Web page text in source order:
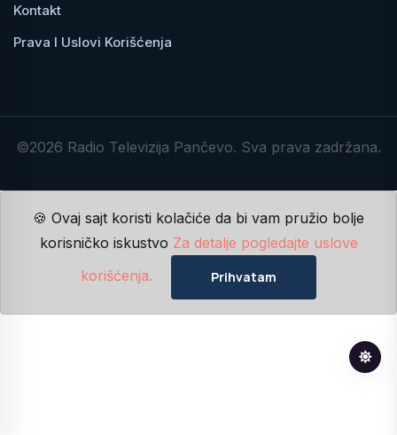
Kontakt
Prava I Uslovi Korišćenja
©2026 Radio Televizija Pančevo. Sva prava zadržana.
🍪 Ovaj sajt koristi kolačiće da bi vam pružio bolje
korisničko iskustvo Za detalje pogledajte uslove
korišćenja.
Prihvatam